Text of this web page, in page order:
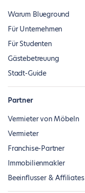
Warum Blueground
Für Unternehmen
Für Studenten
Gästebetreuung
Stadt-Guide
Partner
Vermieter von Möbeln
Vermieter
Franchise-Partner
Immobilienmakler
Beeinflusser & Affiliates